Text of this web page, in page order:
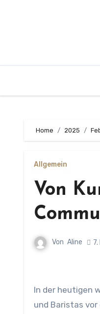
Home 2025
Allgemein
Von
Von Aline
In der heutigen wettbewerbsintensiven Geschäftswelt stehen Einzelhändler, selbstständige Gastronomen
und Baristas